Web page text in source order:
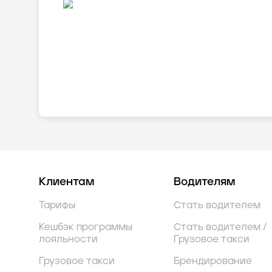
Клиентам
Тарифы
Кешбэк программы
лояльности
Грузовое такси
Водителям
Стать водителем
Стать водителем /
Грузовое такси
Брендирование